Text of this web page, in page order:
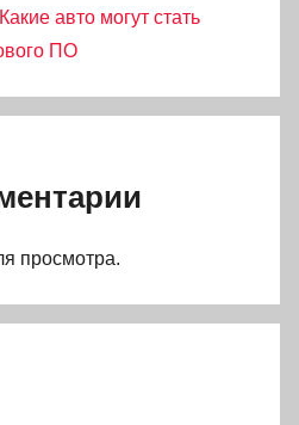
авто могут стать
ПО
просмотра.